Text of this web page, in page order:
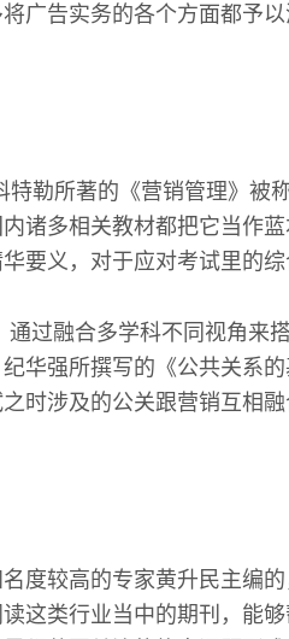
广告实务的各个方面都予
特勒所著的《营销管理》被
诸多相关教材都把它当作
要义，对于应对考试里的综
过融合多学科不同视角来
华强所撰写的《公共关系
时涉及的公关跟营销互相
名度较高的专家黄升民主编
这类行业当中的期刊，能